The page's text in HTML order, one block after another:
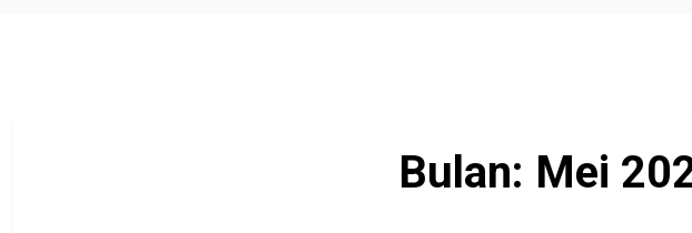
Bulan: Mei